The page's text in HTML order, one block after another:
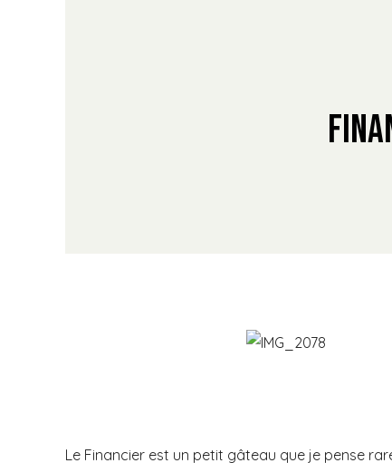
Le Financier est un petit gâteau que je pense